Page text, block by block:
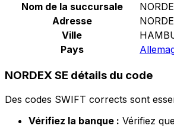
Nom de la succursale
Adresse
Ville
Pays
NORDEX SE détails du code
Des codes SWIFT corrects sont
Vérifiez la banque : Vérifiez